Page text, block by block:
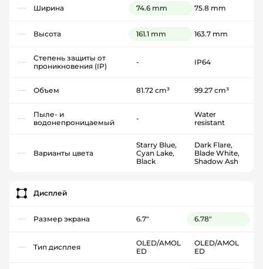
Ширина 74.6 mm 75.8 mm
Высота 161.1 mm 163.7 mm
Степень защиты от
проникновения (IP)
- IP64
Объем 81.72 cm³ 99.27 cm³
Пыле- и
водонепроницаемый
-
Water
resistant
Варианты цвета
Starry Blue,
Cyan Lake,
Black
Dark Flare,
Blade White,
Shadow Ash
Дисплей
Размер экрана 6.7" 6.78"
Тип дисплея
OLED/AMOL
ED
OLED/AMOL
ED